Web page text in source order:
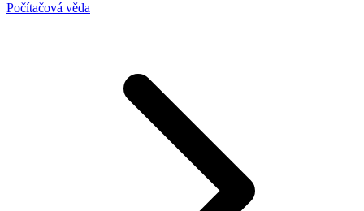
Počítačová věda